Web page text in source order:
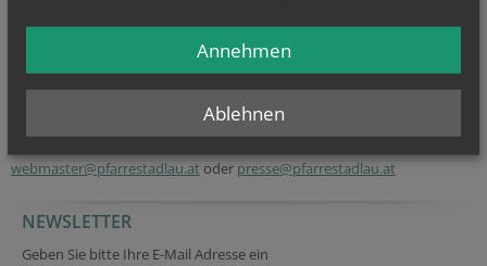
webmaster@pfarrestadlau.at oder presse@pfarrestadlau.at
Security token
Session ID
Tracking ID
Website
NEWSLETTER
Geben Sie bitte Ihre E-Mail Adresse ein
Ablehnen
Annehmen